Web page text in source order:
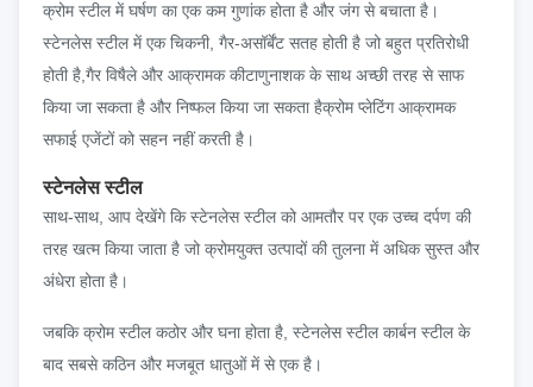
क्रोम स्टील में घर्षण का एक कम गुणांक होता है और जंग से बचाता है।
स्टेनलेस स्टील में एक चिकनी, गैर-असॉर्बेंट सतह होती है जो बहुत प्रतिरोधी
होती है,गैर विषैले और आक्रामक कीटाणुनाशक के साथ अच्छी तरह से साफ
किया जा सकता है और निष्फल किया जा सकता हैक्रोम प्लेटिंग आक्रामक
सफाई एजेंटों को सहन नहीं करती है।
स्टेनलेस स्टील
साथ-साथ, आप देखेंगे कि स्टेनलेस स्टील को आमतौर पर एक उच्च दर्पण की
तरह खत्म किया जाता है जो क्रोमयुक्त उत्पादों की तुलना में अधिक सुस्त और
अंधेरा होता है।
जबकि क्रोम स्टील कठोर और घना होता है, स्टेनलेस स्टील कार्बन स्टील के
बाद सबसे कठिन और मजबूत धातुओं में से एक है।